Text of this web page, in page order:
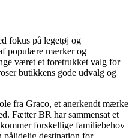
fokus på legetøj og
populære mærker og
været et foretrukket valg for
butikkens gode udvalg og
fra Graco, et anerkendt mærke
Fætter BR har sammensat et
forskellige familiebehov
pålidelig destination for